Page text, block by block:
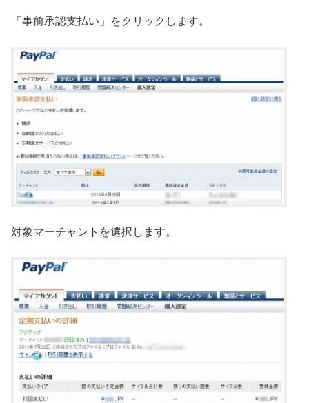
「事前承認支払い」をクリックします。
対象マーチャントを選択します。